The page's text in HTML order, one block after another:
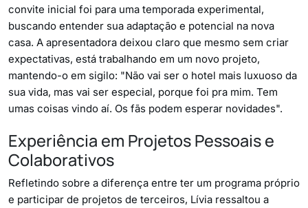
convite inicial foi para uma temporada experimental,
buscando entender sua adaptação e potencial na nova
casa. A apresentadora deixou claro que mesmo sem criar
expectativas, está trabalhando em um novo projeto,
mantendo-o em sigilo: "Não vai ser o hotel mais luxuoso da
sua vida, mas vai ser especial, porque foi pra mim. Tem
umas coisas vindo aí. Os fãs podem esperar novidades".
Experiência em Projetos Pessoais e
Colaborativos
Refletindo sobre a diferença entre ter um programa próprio
e participar de projetos de terceiros, Lívia ressaltou a